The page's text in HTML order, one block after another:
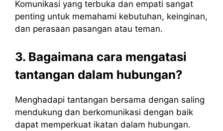
Komunikasi yang terbuka dan empati sangat
penting untuk memahami kebutuhan, keinginan,
dan perasaan pasangan atau teman.
3. Bagaimana cara mengatasi
tantangan dalam hubungan?
Menghadapi tantangan bersama dengan saling
mendukung dan berkomunikasi dengan baik
dapat memperkuat ikatan dalam hubungan.